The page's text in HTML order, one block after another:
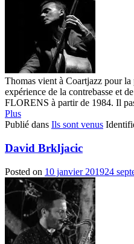
Thomas vient à Coartjazz pour la
expérience de la contrebasse et
FLORENS à partir de 1984. Il
Plus
Publié dans Ils sont venus
David Brkljacic
Posted on 10 janvier 201924